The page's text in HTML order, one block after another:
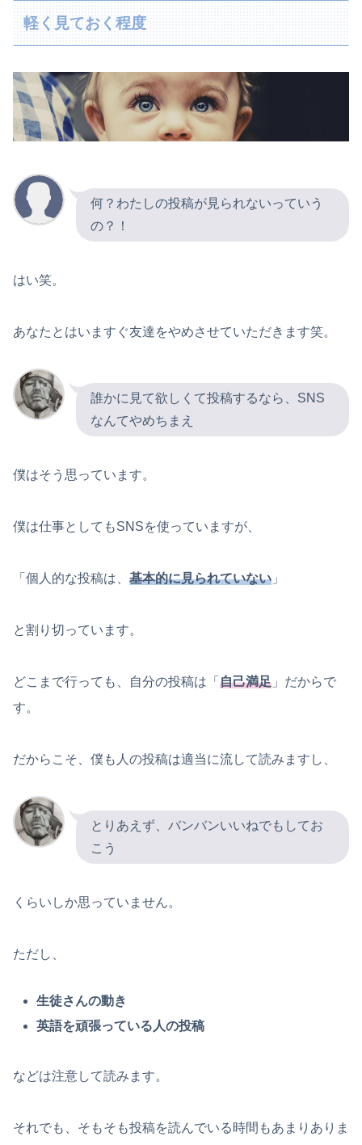
軽く見ておく程度
何？わたしの投稿が見られないっていう
の？！
はい笑。
あなたとはいますぐ友達をやめさせていただきます笑。
誰かに見て欲しくて投稿するなら、SNS
なんてやめちまえ
僕はそう思っています。
僕は仕事としてもSNSを使っていますが、
「個人的な投稿は、 基本的に見られていない 」
と割り切っています。
どこまで行っても、自分の投稿は「 自己満足 」だからで
す。
だからこそ、僕も人の投稿は適当に流して読みますし、
とりあえず、バンバンいいねでもしてお
こう
くらいしか思っていません。
ただし、
生徒さんの動き
英語を頑張っている人の投稿
などは注意して読みます。
それでも、そもそも投稿を読んでいる時間もあまりありま